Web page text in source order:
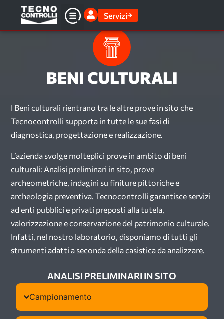
Servizi
BENI CULTURALI
I Beni culturali rientrano tra le altre prove in sito che
Tecnocontrolli supporta in tutte le sue fasi di
diagnostica, progettazione e realizzazione.
L’azienda svolge molteplici prove in ambito di beni
culturali: Analisi preliminari in sito, prove
archeometriche, indagini su finiture pittoriche e
archeologia preventiva. Tecnocontrolli garantisce servizi
ad enti pubblici e privati preposti alla tutela,
valorizzazione e conservazione del patrimonio culturale.
Infatti, nel nostro laboratorio, disponiamo di tutti gli
strumenti adatti a seconda della casistica da analizzare.
ANALISI PRELIMINARI IN SITO
Campionamento